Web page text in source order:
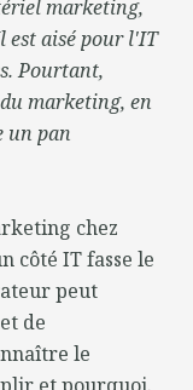
marketing,
est aisé pour l'IT
Pourtant,
marketing, en
un pan
chez
côté IT fasse le
peut
de
le
et pourquoi.